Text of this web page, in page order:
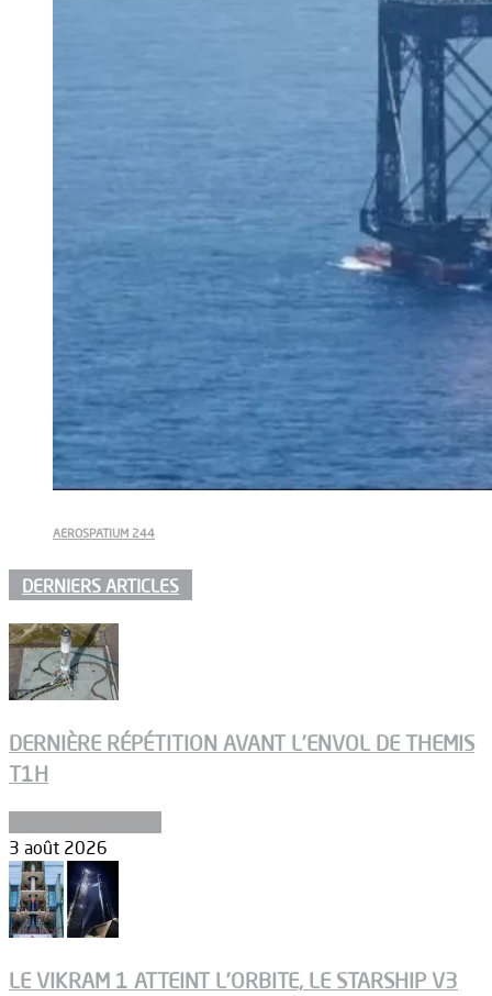
AEROSPATIUM 244
DERNIERS ARTICLES
DERNIÈRE RÉPÉTITION AVANT L’ENVOL DE THEMIS
T1H
3 août 2026
LE VIKRAM 1 ATTEINT L’ORBITE, LE STARSHIP V3